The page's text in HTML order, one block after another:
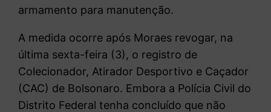
armamento para manutenção.
A medida ocorre após Moraes revogar, na
última sexta-feira (3), o registro de
Colecionador, Atirador Desportivo e Caçador
(CAC) de Bolsonaro. Embora a Polícia Civil do
Distrito Federal tenha concluído que não